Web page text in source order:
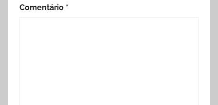
Comentário *